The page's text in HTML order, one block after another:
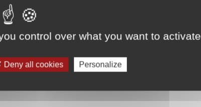
control over what you want to activate
Deny all cookies Personalize